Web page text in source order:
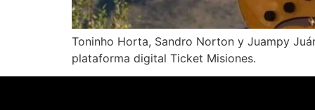
Toninho Horta, Sandro Norton y Juampy
plataforma digital Ticket Misiones.